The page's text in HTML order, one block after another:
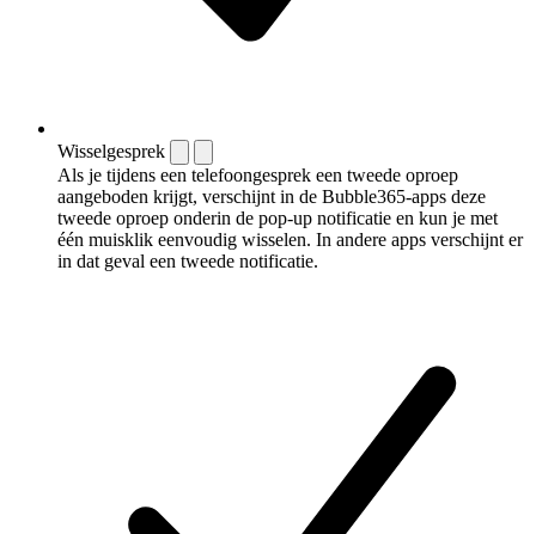
Wisselgesprek
Als je tijdens een telefoongesprek een tweede oproep
aangeboden krijgt, verschijnt in de Bubble365-apps deze
tweede oproep onderin de pop-up notificatie en kun je met
één muisklik eenvoudig wisselen. In andere apps verschijnt er
in dat geval een tweede notificatie.